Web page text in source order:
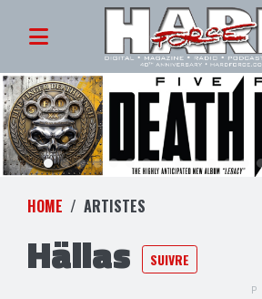
HOME ARTISTES
Hällas SUIVRE